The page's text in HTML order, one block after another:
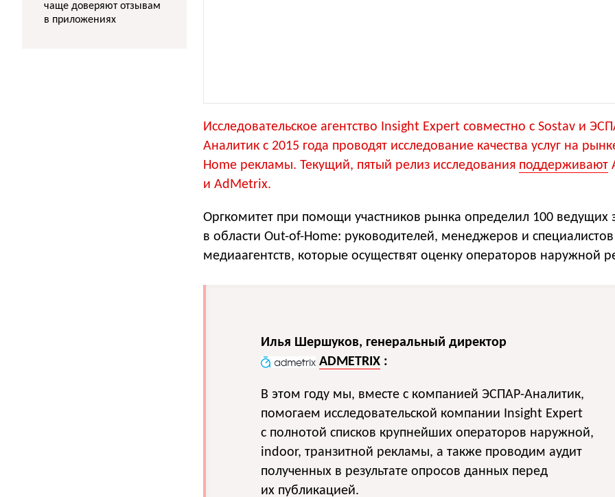
Исследовательское агентство Insight Expert совместно с Sostav и
Аналитик с 2015 года проводят исследование качества услуг на
Home рекламы. Текущий, пятый релиз исследования поддерживают
и AdMetrix.
Оргкомитет при помощи участников рынка определил 100 ведущих
в области Out-of-Home: руководителей, менеджеров и специалистов
медиаагентств, которые осуществят оценку операторов наружной
Илья Шершуков, генеральный директор
ADMETRIX :
В этом году мы, вместе с компанией ЭСПАР-Аналитик,
помогаем исследовательской компании Insight Expert
с полнотой списков крупнейших операторов наружной,
indoor, транзитной рекламы, а также проводим аудит
полученных в результате опросов данных перед
их публикацией.
чаще доверяют отзывам
в приложениях